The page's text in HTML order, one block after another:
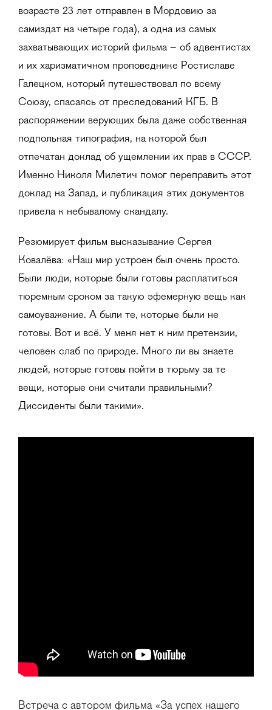
возрасте 23 лет отправлен в Мордовию за
самиздат на четыре года), а одна из самых
захватывающих историй фильма – об адвентистах
и их харизматичном проповеднике Ростиславе
Галецком, который путешествовал по всему
Союзу, спасаясь от преследований КГБ. В
распоряжении верующих была даже собственная
подпольная типография, на которой был
отпечатан доклад об ущемлении их прав в СССР.
Именно Николя Милетич помог переправить этот
доклад на Запад, и публикация этих документов
привела к небывалому скандалу.
Резюмирует фильм высказывание Сергея
Ковалёва: «Наш мир устроен был очень просто.
Были люди, которые были готовы расплатиться
тюремным сроком за такую эфемерную вещь как
самоуважение. А были те, которые были не
готовы. Вот и всё. У меня нет к ним претензии,
человек слаб по природе. Много ли вы знаете
людей, которые готовы пойти в тюрьму за те
вещи, которые они считали правильными?
Диссиденты были такими».
Встреча с автором фильма «За успех нашего